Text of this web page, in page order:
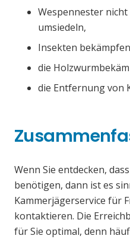
Wespennester
umsiedeln,
Insekten
die
die Entfernung von
Wenn Sie entdecken,
benötigen, dann ist es
Kammerjägerservice für
kontaktieren. Die
für Sie optimal, denn